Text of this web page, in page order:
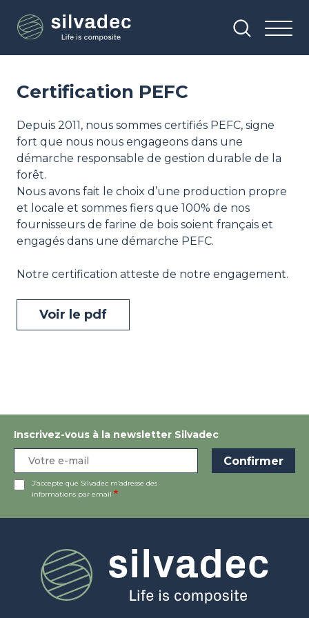
contenu
Certification PEFC
Depuis 2011, nous sommes certifiés PEFC, signe
fort que nous nous engageons dans une
démarche responsable de gestion durable de la
forêt.
Nous avons fait le choix d’une production propre
et locale et sommes fiers que 100% de nos
fournisseurs de farine de bois soient français et
engagés dans une démarche PEFC.
Notre certification atteste de notre engagement.
Voir le pdf
Inscrivez-vous à la newsletter Silvadec
J’accepte que Silvadec m’adresse des
informations par email